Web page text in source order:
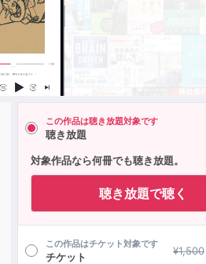
この作品は聴き放題対象です
聴き放題
対象作品なら何冊でも聴き放題。
聴き放題で聴く
この作品はチケット対象です
チケット ¥1,500